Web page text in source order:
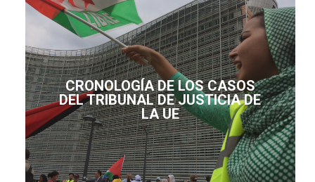
CRONOLOGÍA DE LOS CASOS
DEL TRIBUNAL DE JUSTICIA DE
LA UE